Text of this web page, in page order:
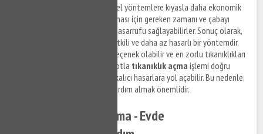
: Robotlar, geleneksel yöntemlere kıyasla daha ekonomik
bir seçenektir. Tıkanıklığın açılması için gereken zamanı ve çabayı
azaltarak, ev sahiplerine para tasarrufu sağlayabilirler. Sonuç olarak,
robotla tıkanıklık açma, hızlı, etkili ve daha az hasarlı bir yöntemdir.
Ev sahipleri için ekonomik bir seçenek olabilir ve en zorlu tıkanıklıkları
bile açabilirler. Ancak, eğer robotla tıkanıklık açma işlemi doğru
şekilde yapılmazsa, borularda kalıcı hasarlara yol açabilir. Bu nedenle,
profesyonel tesisatçılardan yardım almak önemlidir.
Pimaş Tıkanıklığı Açma - Evde